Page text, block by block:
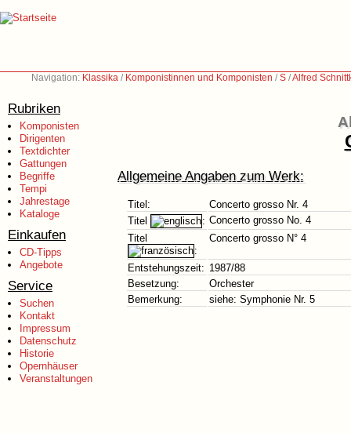
Navigation: Klassika / Komponistinnen und Komponisten /S /Alfred
Rubriken
Komponisten
Dirigenten
Textdichter
Gattungen
Begriffe
Tempi
Jahrestage
Kataloge
Einkaufen
CD-Tipps
Angebote
Service
Suchen
Kontakt
Impressum
Datenschutz
Historie
Opernhäuser
Veranstaltungen
Allgemeine Angaben zum Werk:
Titel:
Concerto grosso Nr. 4
Titel
: Concerto grosso No. 4
Titel
:
Concerto grosso N° 4
Entstehungszeit: 1987/88
Besetzung:
Orchester
Bemerkung:
siehe: Symphonie Nr. 5